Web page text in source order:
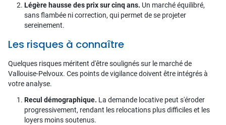
Légère hausse des prix sur cinq ans. Un marché équilibré,
sans flambée ni correction, qui permet de se projeter
sereinement.
Les risques à connaître
Quelques risques méritent d'être soulignés sur le marché de
Vallouise-Pelvoux. Ces points de vigilance doivent être intégrés à
votre analyse.
Recul démographique. La demande locative peut s'éroder
progressivement, rendant les relocations plus difficiles et les
loyers moins soutenus.